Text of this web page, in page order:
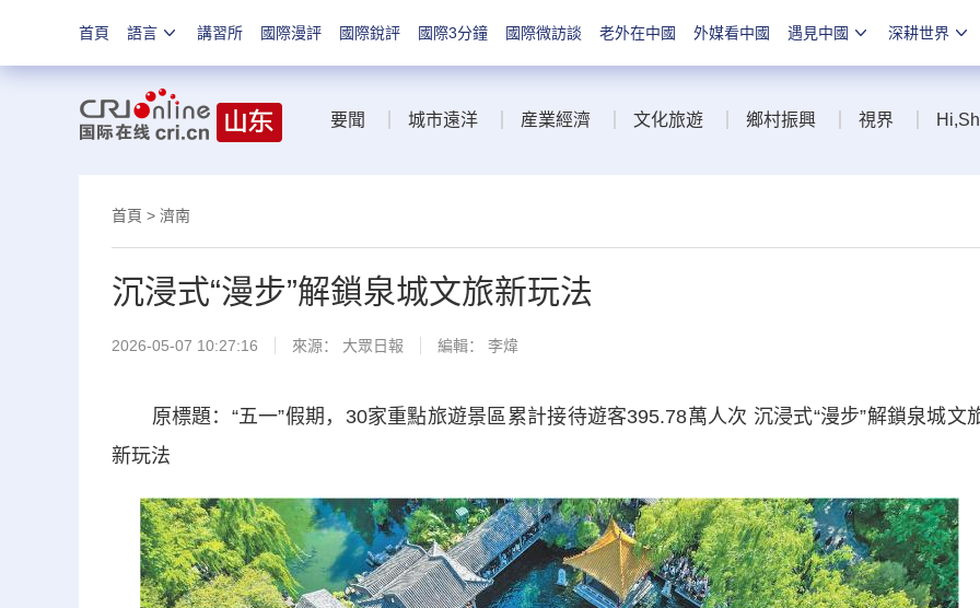
首頁 語言 講習所 國際漫評 國際銳評 國際3分鐘 國際微訪談 老外在中國 外媒看中國 遇見中國 深耕世界
要聞 城市遠洋 産業經濟 文化旅遊 鄉村振興 視界
首頁 > 濟南
沉浸式“漫步”解鎖泉城文旅新玩法
2026-05-07 10:27:16 來源： 大眾日報 編輯： 李煒
原標題：“五一”假期，30家重點旅遊景區累計接待遊客395.78萬人次 沉浸式“漫步”解鎖泉城文
新玩法